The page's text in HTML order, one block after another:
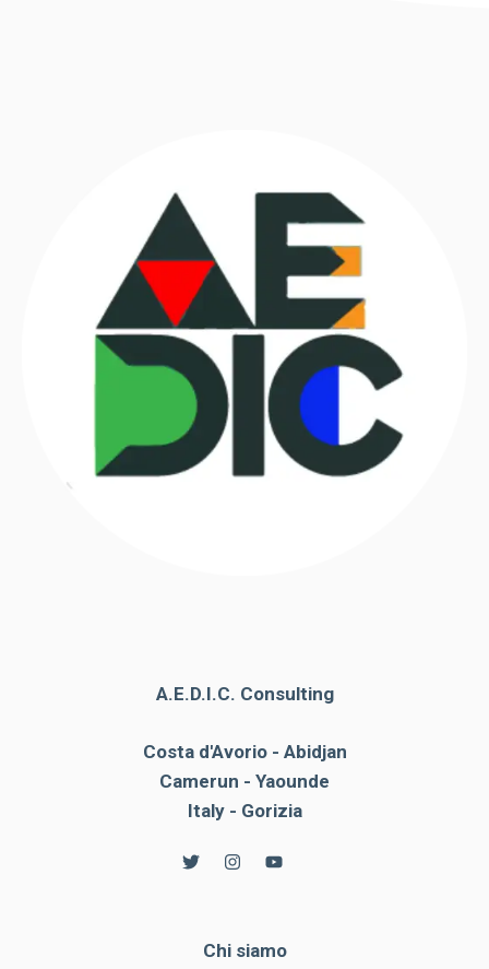
A.E.D.I.C. Consulting
Costa d'Avorio - Abidjan
Camerun - Yaounde
Italy - Gorizia
Chi siamo